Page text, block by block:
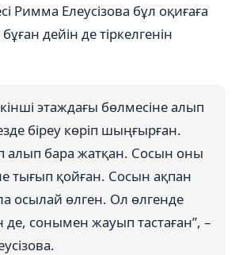
Римма Елеусізова бұл оқиғаға
дейін де тіркелгенін
этаждағы бөлмесіне алып
біреу көріп шыңғырған.
алып бара жатқан. Сосын оны
тығып қойған. Сосын ақпан
осылай өлген. Ол өлгенде
де, сонымен жауып тастаған”, –